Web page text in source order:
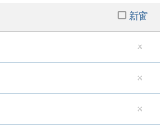
新窗
藏
置
帖
藏
置
帖